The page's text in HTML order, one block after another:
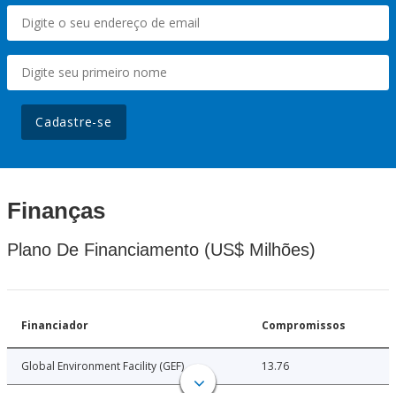
Cadastre-se
Finanças
Plano De Financiamento (US$ Milhões)
Financiador Compromissos
Global Environment Facility (GEF) 13.76